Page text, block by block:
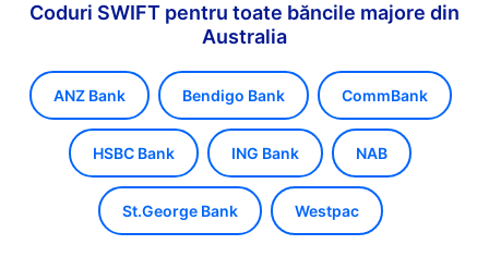
Coduri SWIFT pentru toate băncile majore din
Australia
ANZ Bank Bendigo Bank CommBank
HSBC Bank ING Bank NAB
St.George Bank Westpac